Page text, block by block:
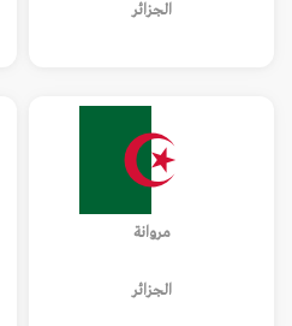
الجزائر
مروانة
الجزائر